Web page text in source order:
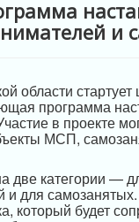
ПОДДЕРЖКИ
и
области
программа
в проекте
МСП,
две категории —
и для
который будет